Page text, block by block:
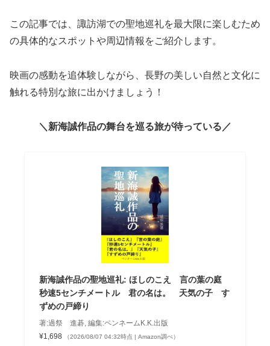
この記事では、諏訪湖での聖地巡礼を最大限に楽しむため
の具体的なスポットや周辺情報をご紹介します。
映画の感動を追体験しながら、長野の美しい自然と文化に
触れる特別な旅に出かけましょう！
＼新海誠作品の舞台を巡る旅が待っている／
新海誠作品の聖地巡礼: ほしのこえ 言の葉の庭
秒速5センチメートル 君の名は。 天気の子 す
ずめの戸締り
著:過祭 進碁, 編集:ペンネームK.K.出版
¥1,698
（2026/08/07 04:32時点 | Amazon調べ）